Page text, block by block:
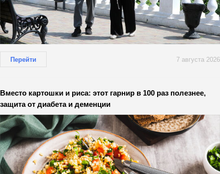
Перейти 7 августа 2026
Вместо картошки и риса: этот гарнир в 100 раз полезнее,
защита от диабета и деменции